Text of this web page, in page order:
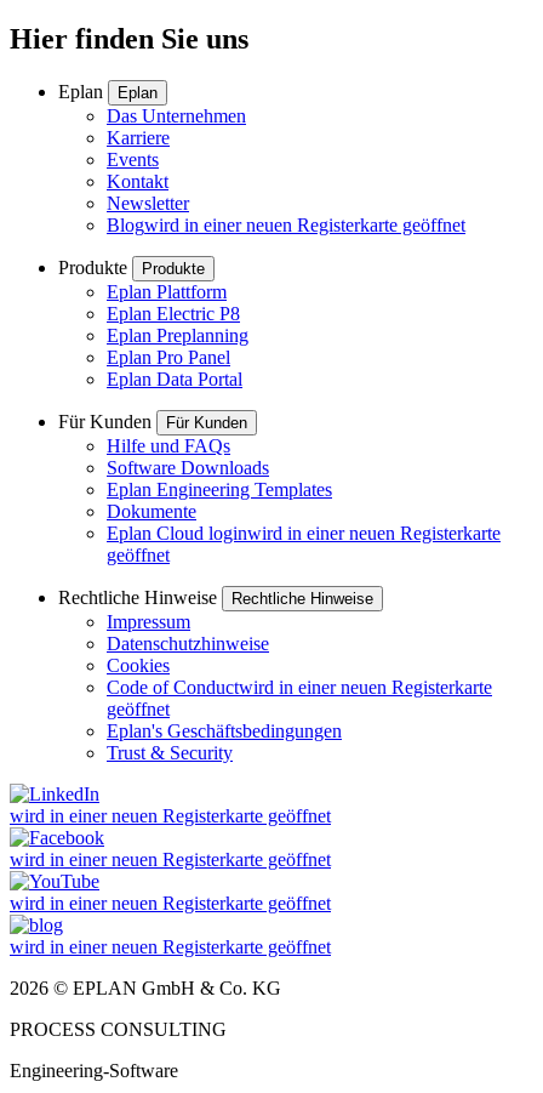
Hier finden Sie uns
Eplan Eplan
Das Unternehmen
Karriere
Events
Kontakt
Newsletter
Blogwird in einer neuen Registerkarte geöffnet
Produkte Produkte
Eplan Plattform
Eplan Electric P8
Eplan Preplanning
Eplan Pro Panel
Eplan Data Portal
Für Kunden Für Kunden
Hilfe und FAQs
Software Downloads
Eplan Engineering Templates
Dokumente
Eplan Cloud loginwird in einer neuen Registerkarte
geöffnet
Rechtliche Hinweise Rechtliche Hinweise
Impressum
Datenschutzhinweise
Cookies
Code of Conductwird in einer neuen Registerkarte
geöffnet
Eplan's Geschäftsbedingungen
Trust & Security
wird in einer neuen Registerkarte geöffnet
wird in einer neuen Registerkarte geöffnet
wird in einer neuen Registerkarte geöffnet
wird in einer neuen Registerkarte geöffnet
2026 © EPLAN GmbH & Co. KG
PROCESS CONSULTING
Engineering-Software